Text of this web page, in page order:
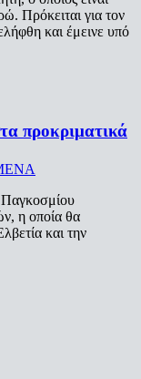
Πρόκειται για τον
και έμεινε υπό
προκριματικά
Παγκοσμίου
η οποία θα
και την